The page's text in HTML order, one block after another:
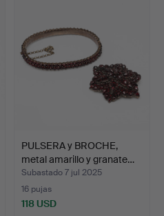
PULSERA y BROCHE,
metal amarillo y granate…
Subastado 7 jul 2025
16 pujas
118 USD